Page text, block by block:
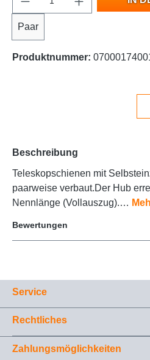
Paar
Produktnummer:
Beschreibung
Teleskopschienen mit
paarweise verbaut.Der Hub
Nennlänge (Vollauszug).…
Bewertungen
Service
Rechtliches
Zahlungsmöglichkeiten